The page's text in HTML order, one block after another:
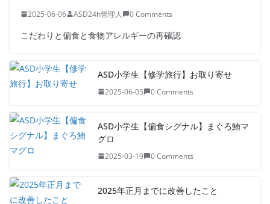
2025-06-06 ASD24h管理人 0 Comments
こだわりと偏食と食物アレルギーの再確認
ASD小学生【修学旅行】お取り寄せ
2025-06-05 0 Comments
ASD小学生【偏食シグナル】まぐろ鮪マ
グロ
2025-03-19 0 Comments
2025年正月までに改善したこと